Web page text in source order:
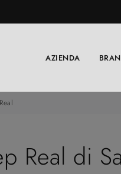
AZIENDA
Real di